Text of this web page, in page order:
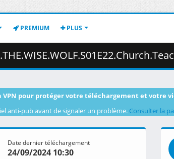
PREMIUM PLUS
DL.AAC2.0.H.264.DUAL-
pour protéger votre téléchargement et votre
anti-pub avant de signaler un problème. Consulter la
Date dernier téléchargement
24/09/2024 10:30